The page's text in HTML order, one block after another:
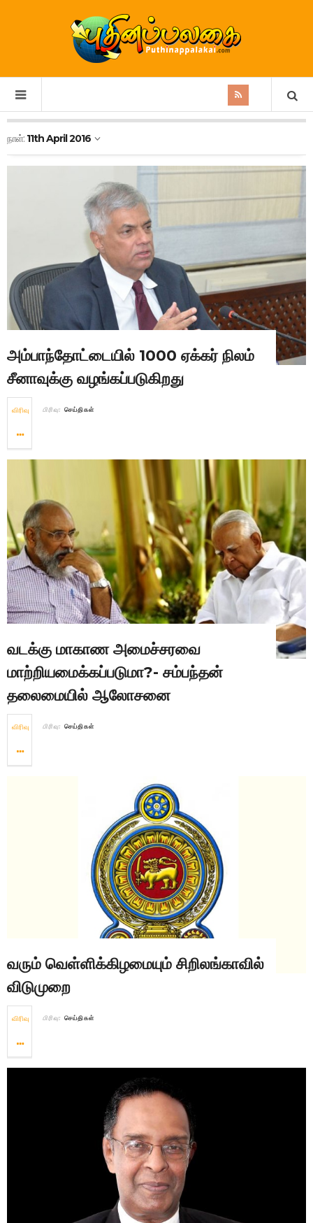
நாள்: 11th April 2016
அம்பாந்தோட்டையில் 1000 ஏக்கர் நிலம்
சீனாவுக்கு வழங்கப்படுகிறது
விரிவு பிரிவு: செய்திகள்
வடக்கு மாகாண அமைச்சரவை
மாற்றியமைக்கப்படுமா?- சம்பந்தன்
தலைமையில் ஆலோசனை
விரிவு பிரிவு: செய்திகள்
வரும் வெள்ளிக்கிழமையும் சிறிலங்காவில்
விடுமுறை
விரிவு பிரிவு: செய்திகள்